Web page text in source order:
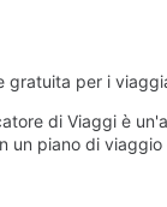
gratuita per i
di Viaggi è
un piano di